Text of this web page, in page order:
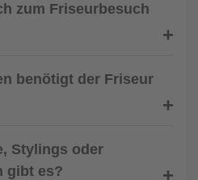
zum Friseurbesuch
benötigt der Friseur
Stylings oder
gibt es?